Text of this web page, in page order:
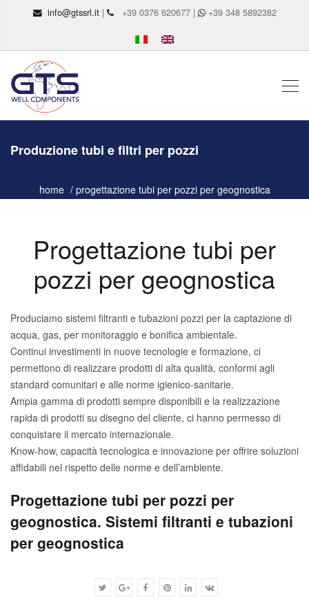
info@gtssrl.it| +39 0376 620677 | +39 348 5892382
Produzione tubi e filtri per pozzi
home progettazione tubi per pozzi per geognostica
Progettazione tubi per
pozzi per geognostica
Produciamo sistemi filtranti e tubazioni pozzi per la captazione di
acqua, gas, per monitoraggio e bonifica ambientale.
Continui investimenti in nuove tecnologie e formazione, ci
permettono di realizzare prodotti di alta qualità, conformi agli
standard comunitari e alle norme igienico-sanitarie.
Ampia gamma di prodotti sempre disponibili e la realizzazione
rapida di prodotti su disegno del cliente, ci hanno permesso di
conquistare il mercato internazionale.
Know-how, capacità tecnologica e innovazione per offrire soluzioni
affidabili nel rispetto delle norme e dell’ambiente.
Progettazione tubi per pozzi per
geognostica. Sistemi filtranti e tubazioni
per geognostica